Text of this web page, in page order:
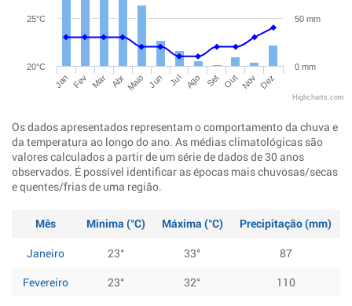
Jan Fev Mar Abr Maio Jun Jul Ago Set Out Nov Dez
20°C
25°C
0 mm
50 mm
Highcharts.com
Os dados apresentados representam o comportamento da chuva e
da temperatura ao longo do ano. As médias climatológicas são
valores calculados a partir de um série de dados de 30 anos
observados. É possível identificar as épocas mais chuvosas/secas
e quentes/frias de uma região.
Mês Minima (°C) Máxima (°C)
Precipitação (mm)
Janeiro
23° 33°
87
Fevereiro
23° 32°
110